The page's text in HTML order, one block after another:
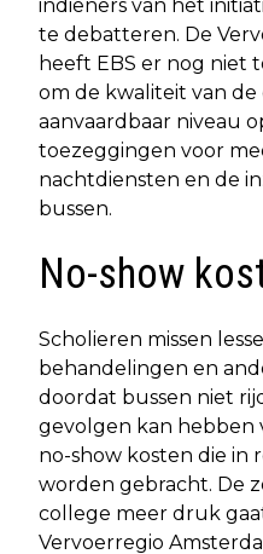
indieners van het
te debatteren. De
heeft EBS er nog niet
om de kwaliteit van
aanvaardbaar niveau
toezeggingen voor
nachtdiensten en de
bussen.
No-show
Scholieren missen
behandelingen en
doordat bussen niet
gevolgen kan hebben
no-show kosten die in
worden gebracht. De
college meer druk
Vervoerregio